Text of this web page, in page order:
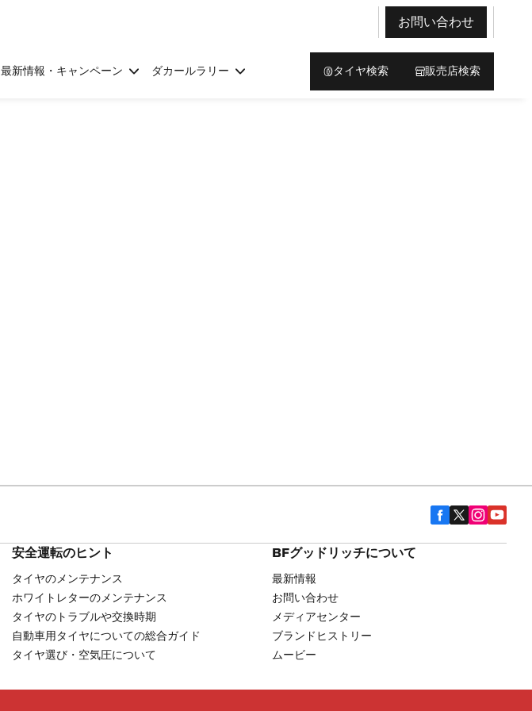
お問い合わせ
最新情報・キャンペーン ダカールラリー タイヤ検索 販売店検索
安全運転のヒント
タイヤのメンテナンス
ホワイトレターのメンテナンス
タイヤのトラブルや交換時期
自動車用タイヤについての総合ガイド
タイヤ選び・空気圧について
BFグッドリッチについて
最新情報
お問い合わせ
メディアセンター
ブランドヒストリー
ムービー